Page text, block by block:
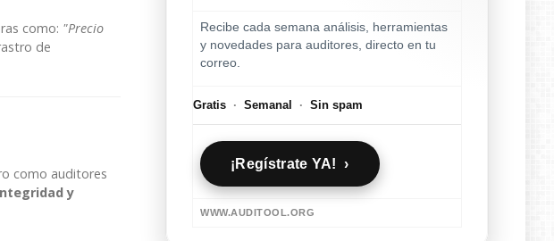
como: "Precio
de
como auditores
y
Recibe cada semana análisis, herramientas
y novedades para auditores, directo en tu
correo.
Gratis · Semanal · Sin spam
¡Regístrate YA! ›
WWW.AUDITOOL.ORG